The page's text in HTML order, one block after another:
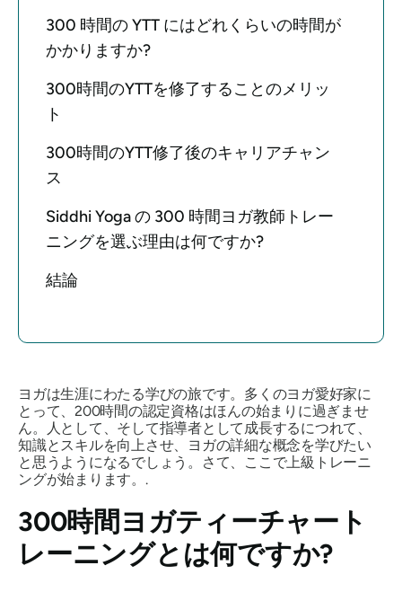
300 時間の YTT にはどれくらいの時間が
かかりますか?
300時間のYTTを修了することのメリッ
ト
300時間のYTT修了後のキャリアチャン
ス
Siddhi Yoga の 300 時間ヨガ教師トレー
ニングを選ぶ理由は何ですか?
結論
ヨガは生涯にわたる学びの旅です。多くのヨガ愛好家に
とって、200時間の認定資格はほんの始まりに過ぎませ
ん。人として、そして指導者として成長するにつれて、
知識とスキルを向上させ、ヨガの詳細な概念を学びたい
と思うようになるでしょう。さて、ここで上級トレーニ
ングが始まります。.
300時間ヨガティーチャート
レーニングとは何ですか?